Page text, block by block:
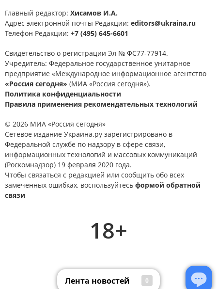
Главный редактор: Хисамов И.А.
Адрес электронной почты Редакции: editors@ukraina.ru
Телефон Редакции: +7 (495) 645-6601
Свидетельство о регистрации Эл № ФС77-77914.
Учредитель: Федеральное государственное унитарное
предприятие «Международное информационное агентство
«Россия сегодня» (МИА «Россия сегодня»).
Политика конфиденциальности
Правила применения рекомендательных технологий
© 2026 МИА «Россия сегодня»
Сетевое издание Украина.ру зарегистрировано в
Федеральной службе по надзору в сфере связи,
информационных технологий и массовых коммуникаций
(Роскомнадзор) 19 февраля 2020 года.
Чтобы связаться с редакцией или сообщить обо всех
замеченных ошибках, воспользуйтесь формой обратной
связи
18+
Лента новостей 0